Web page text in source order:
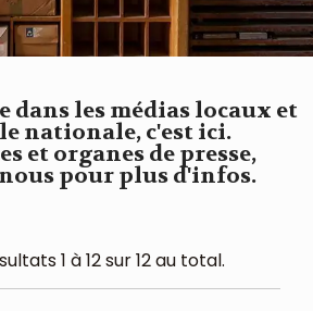
dans les médias locaux et
nationale, c'est ici.
et organes de presse,
pour plus d'infos.
1 à 12 sur 12 au total.